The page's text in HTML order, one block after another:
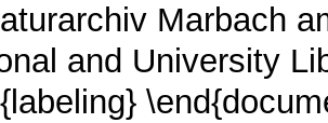
Marbach
and University